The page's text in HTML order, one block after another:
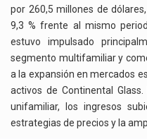
por 260,5 millones de
9,3 % frente al mismo
estuvo impulsado
segmento multifamiliar y
a la expansión en mercados
activos de Continental
unifamiliar, los ingresos
estrategias de precios y la